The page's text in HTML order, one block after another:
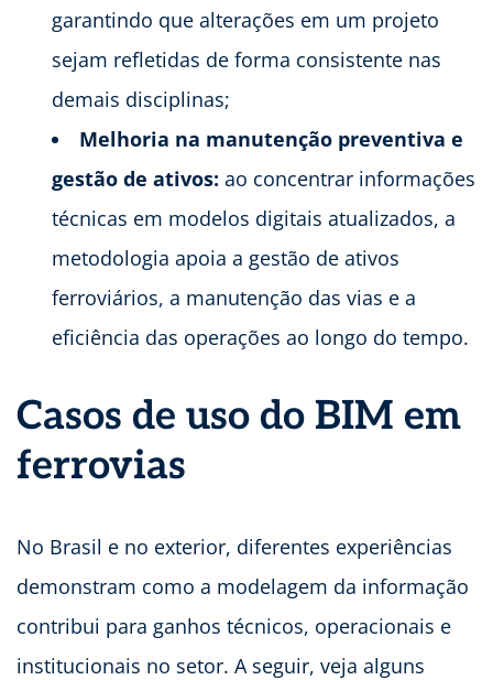
garantindo que alterações em um projeto
sejam refletidas de forma consistente nas
demais disciplinas;
Melhoria na manutenção preventiva e
gestão de ativos: ao concentrar informações
técnicas em modelos digitais atualizados, a
metodologia apoia a gestão de ativos
ferroviários, a manutenção das vias e a
eficiência das operações ao longo do tempo.
Casos de uso do BIM em
ferrovias
No Brasil e no exterior, diferentes experiências
demonstram como a modelagem da informação
contribui para ganhos técnicos, operacionais e
institucionais no setor. A seguir, veja alguns